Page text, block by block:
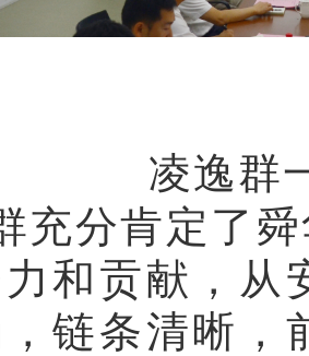
凌逸群
分肯定了舜
和贡献，从
链条清晰，